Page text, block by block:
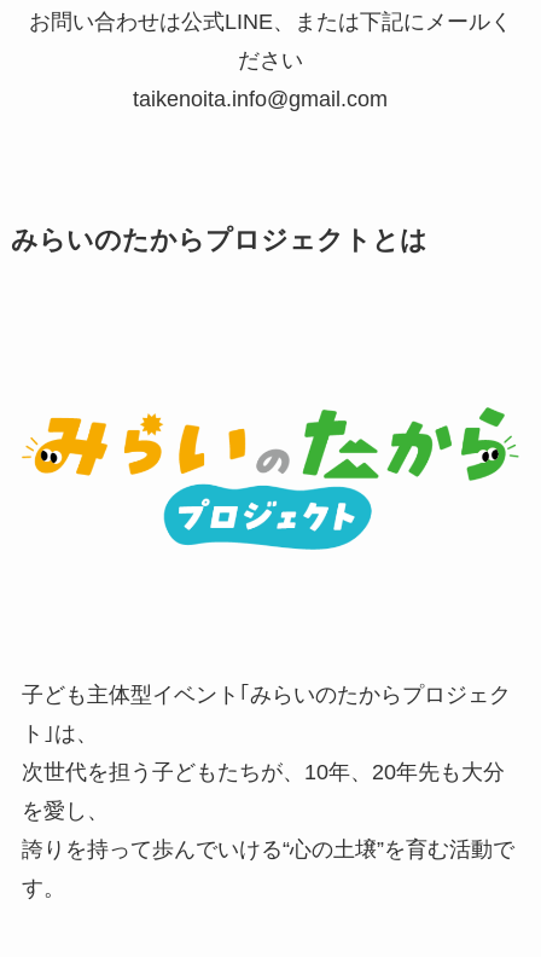
お問い合わせは公式LINE、または下記にメールく
ださい
taikenoita.info@gmail.com
みらいのたからプロジェクトとは
子ども主体型イベント｢みらいのたからプロジェク
ト｣は、
次世代を担う子どもたちが、10年、20年先も大分
を愛し、
誇りを持って歩んでいける“心の土壌”を育む活動で
す。